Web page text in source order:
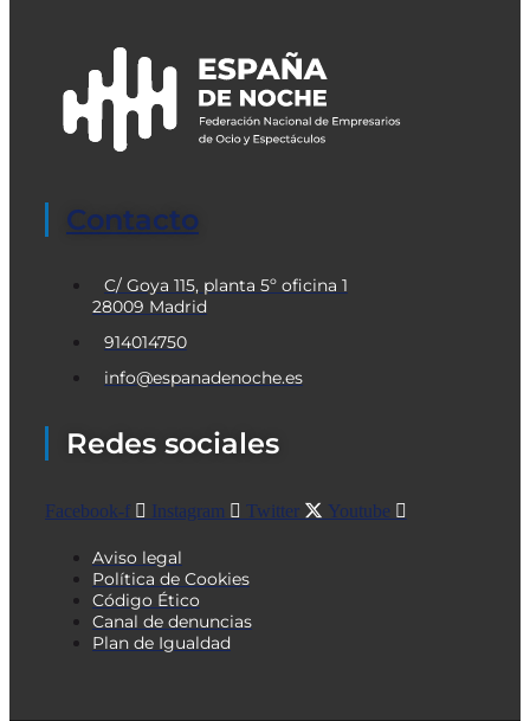
Contacto
C/ Goya 115, planta 5º oficina 1
28009 Madrid
914014750
info@espanadenoche.es
Redes sociales
Facebook-f Instagram Twitter Youtube
Aviso legal
Política de Cookies
Código Ético
Canal de denuncias
Plan de Igualdad